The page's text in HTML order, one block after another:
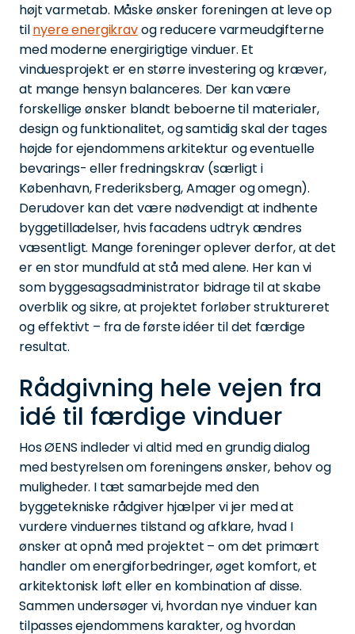
højt varmetab. Måske ønsker foreningen at leve op
tilnyere energikravog reducere varmeudgifterne
med moderne energirigtige vinduer. Et
vinduesprojekt er en større investering og kræver,
at mange hensyn balanceres. Der kan være
forskellige ønsker blandt beboerne til materialer,
design og funktionalitet, og samtidig skal der tages
højde for ejendommens arkitektur og eventuelle
bevarings- eller fredningskrav (særligt i
København, Frederiksberg, Amager og omegn).
Derudover kan det være nødvendigt at indhente
byggetilladelser, hvis facadens udtryk ændres
væsentligt. Mange foreninger oplever derfor, at det
er en stor mundfuld at stå med alene. Her kan vi
som byggesagsadministrator bidrage til at skabe
overblik og sikre, at projektet forløber struktureret
og effektivt – fra de første idéer til det færdige
resultat.
Rådgivning hele vejen fra
idé til færdige vinduer
Hos ØENS indleder vi altid med en grundig dialog
med bestyrelsen om foreningens ønsker, behov og
muligheder. I tæt samarbejde med den
byggetekniske rådgiver hjælper vi jer med at
vurdere vinduernes tilstand og afklare, hvad I
ønsker at opnå med projektet – om det primært
handler om energiforbedringer, øget komfort, et
arkitektonisk løft eller en kombination af disse.
Sammen undersøger vi, hvordan nye vinduer kan
tilpasses ejendommens karakter, og hvordan